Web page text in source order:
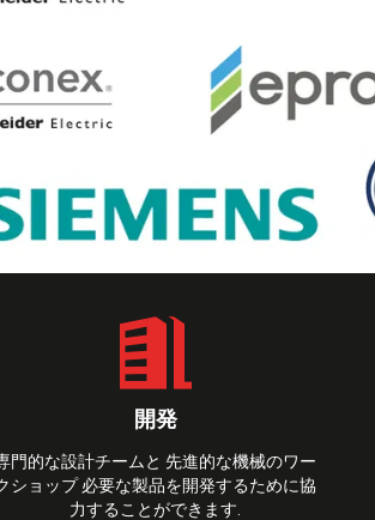
開発
門的な設計チームと 先進的な機械のワー
ショップ 必要な製品を開発するために協
力することができます.